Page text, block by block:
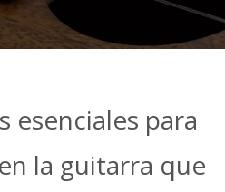
esenciales para
la guitarra que